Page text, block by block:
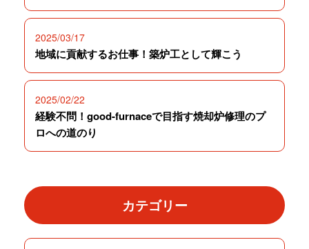
2025/03/17
地域に貢献するお仕事！築炉工として輝こう
2025/02/22
経験不問！good-furnaceで目指す焼却炉修理のプ
ロへの道のり
カテゴリー